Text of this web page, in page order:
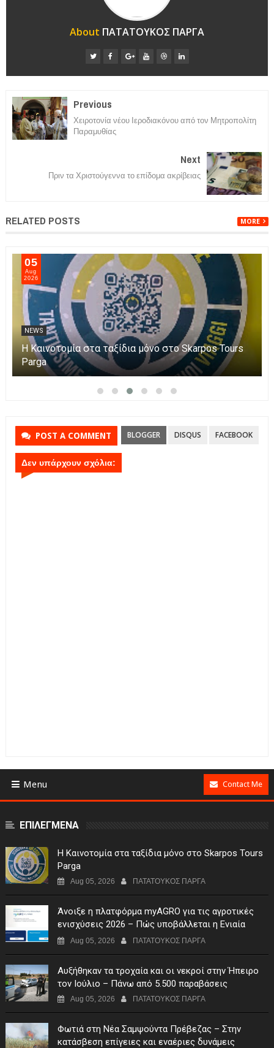
About ΠΑΤΑΤΟΥΚΟΣ ΠΑΡΓΑ
Previous
Χειροτονία νέου Ιεροδιακόνου από τον Μητροπολίτη
Παραμυθίας
Next
Πριν τα Χριστούγεννα το επίδομα ακρίβειας
RELATED POSTS MORE
05
Aug
2026
NEWS
Η Καινοτομία στα ταξίδια μόνο στο Skarpos Tours
Parga
POST A COMMENT BLOGGER DISQUS FACEBOOK
Δεν υπάρχουν σχόλια:
Menu Contact Me
ΕΠΙΛΕΓΜΕΝΑ
Η Καινοτομία στα ταξίδια μόνο στο Skarpos Tours
Parga
Aug 05, 2026 ΠΑΤΑΤΟΥΚΟΣ ΠΑΡΓΑ
Άνοιξε η πλατφόρμα myAGRO για τις αγροτικές
ενισχύσεις 2026 – Πώς υποβάλλεται η Ενιαία
Αίτηση Ενίσχυσης
Aug 05, 2026 ΠΑΤΑΤΟΥΚΟΣ ΠΑΡΓΑ
Αυξήθηκαν τα τροχαία και οι νεκροί στην Ήπειρο
τον Ιούλιο – Πάνω από 5.500 παραβάσεις
Aug 05, 2026 ΠΑΤΑΤΟΥΚΟΣ ΠΑΡΓΑ
Φωτιά στη Νέα Σαμψούντα Πρέβεζας – Στην
κατάσβεση επίγειες και εναέριες δυνάμεις